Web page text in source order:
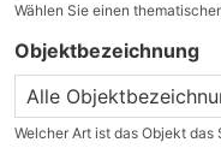
Wählen Sie einen
Objektbezeichnung
Welcher Art ist das Objekt das